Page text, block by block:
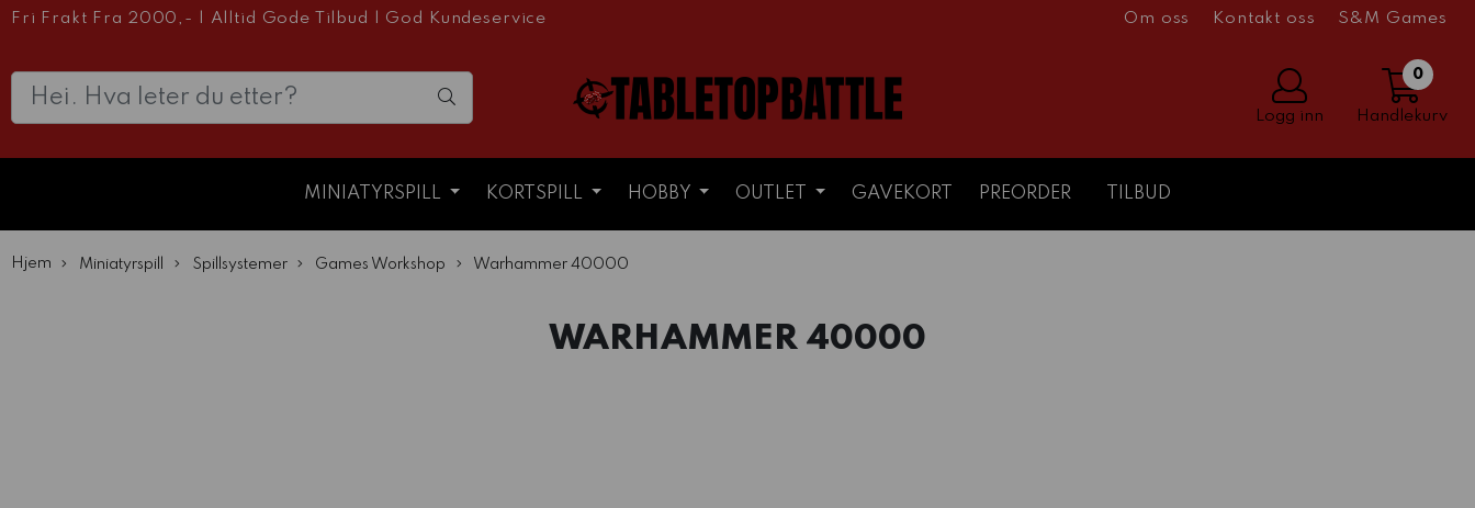
Fri Frakt Fra 2000,- Alltid Gode Tilbud God Kundeservice Om oss Kontakt oss S&M Games
Logg inn
0
Handlekurv
MINIATYRSPILL KORTSPILL HOBBY OUTLET GAVEKORT PREORDER TILBUD
Hjem Miniatyrspill Spillsystemer Games Workshop Warhammer 40000
WARHAMMER 40000